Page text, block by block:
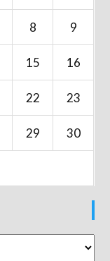
8 9
15 16
22 23
29 30